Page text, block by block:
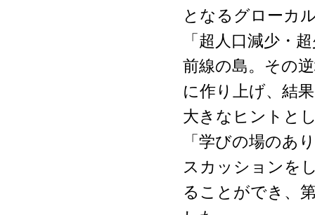
となるグローカ
「超人口減少・
前線の島。その
に作り上げ、結
大きなヒントと
「学びの場のあ
スカッションを
ることができ、